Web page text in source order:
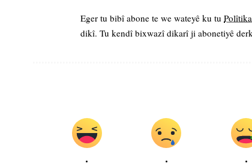
Eger tu bibî abone te we wateyê ku tu
dikî. Tu kendî bixwazî dikarî ji abonetiyê
. . .